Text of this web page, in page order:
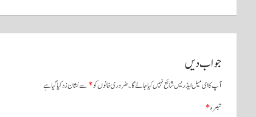
نیویگیشن
جواب دیں
آپ کا ای میل ایڈریس شائع نہیں کیا جائے گا۔ضروری خانوں کو*سے نشان زد کیا گیا ہے
تبصرہ*